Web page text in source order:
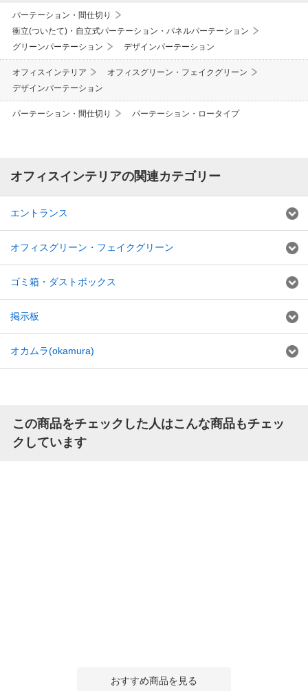
パーテーション・間仕切り
衝立(ついたて)・自立式パーテーション・パネルパーテーション
グリーンパーテーション
デザインパーテーション
オフィスインテリア
オフィスグリーン・フェイクグリーン
デザインパーテーション
パーテーション・間仕切り パーテーション・ロータイプ
オフィスインテリアの関連カテゴリー
エントランス
オフィスグリーン・フェイクグリーン
ゴミ箱・ダストボックス
掲示板
オカムラ(okamura)
この商品をチェックした人はこんな商品もチェッ
クしています
おすすめ商品を見る